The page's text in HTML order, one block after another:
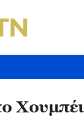
Χουμπέι